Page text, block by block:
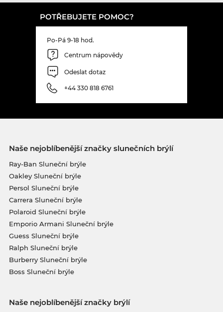
POTŘEBUJETE POMOC?
Po-Pá 9-18 hod.
Centrum nápovědy
Odeslat dotaz
+44 330 818 6761
Naše nejoblíbenější značky slunečních brýlí
Ray-Ban Sluneční brýle
Oakley Sluneční brýle
Persol Sluneční brýle
Carrera Sluneční brýle
Polaroid Sluneční brýle
Emporio Armani Sluneční brýle
Guess Sluneční brýle
Ralph Sluneční brýle
Burberry Sluneční brýle
Boss Sluneční brýle
Naše nejoblíbenější značky brýlí